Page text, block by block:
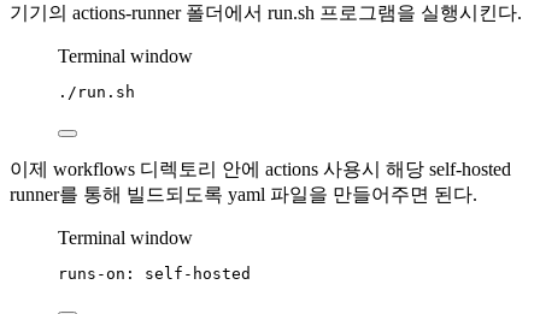
기기의 actions-runner 폴더에서 run.sh 프로그램을 실행시킨다.
Terminal window
./run.sh
이제 workflows 디렉토리 안에 actions 사용시 해당 self-hosted
runner를 통해 빌드되도록 yaml 파일을 만들어주면 된다.
Terminal window
runs-on: self-hosted